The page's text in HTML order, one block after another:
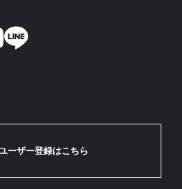
ーザー登録はこちら